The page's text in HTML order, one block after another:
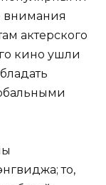
внимания
актерского
кино ушли
то,